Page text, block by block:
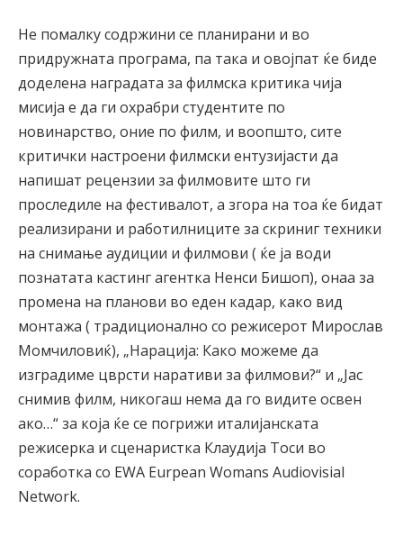
Не помалку содржини се планирани и во
придружната програма, па така и овојпат ќе биде
доделена наградата за филмска критика чија
мисија е да ги охрабри студентите по
новинарство, оние по филм, и воопшто, сите
критички настроени филмски ентузијасти да
напишат рецензии за филмовите што ги
проследиле на фестивалот, а згора на тоа ќе бидат
реализирани и работилниците за скриниг техники
на снимање аудиции и филмови ( ќе ја води
познатата кастинг агентка Ненси Бишоп), онаа за
промена на планови во еден кадар, како вид
монтажа ( традиционално со режисерот Мирослав
Момчиловиќ), „Нарација: Како можеме да
изградиме цврсти наративи за филмови?“ и „Јас
снимив филм, никогаш нема да го видите освен
ако…“ за која ќе се погрижи италијанската
режисерка и сценаристка Клаудија Тоси во
соработка со EWA Eurpean Womans Audiovisial
Network.